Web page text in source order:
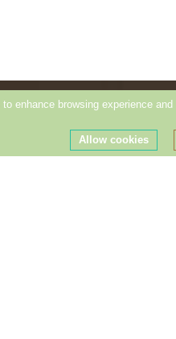
enhance browsing experience and
Allow cookies